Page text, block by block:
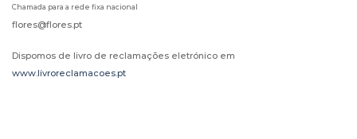
Chamada para a rede fixa nacional
flores@flores.pt
Dispomos de livro de reclamações eletrónico em
www.livroreclamacoes.pt